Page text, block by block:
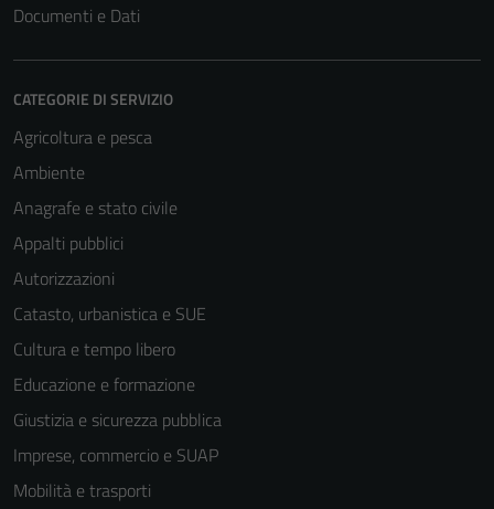
Documenti e Dati
CATEGORIE DI SERVIZIO
Agricoltura e pesca
Ambiente
Anagrafe e stato civile
Appalti pubblici
Autorizzazioni
Catasto, urbanistica e SUE
Cultura e tempo libero
Educazione e formazione
Giustizia e sicurezza pubblica
Imprese, commercio e SUAP
Mobilità e trasporti